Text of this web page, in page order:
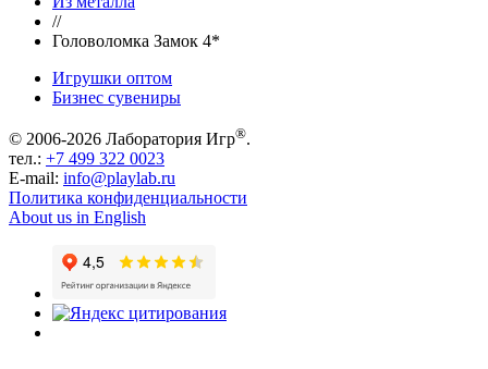
//
Головоломка Замок 4*
Игрушки оптом
Бизнес сувениры
© 2006-2026 Лаборатория Игр®.
тел.: +7 499 322 0023
E-mail: info@playlab.ru
Политика конфиденциальности
About us in English